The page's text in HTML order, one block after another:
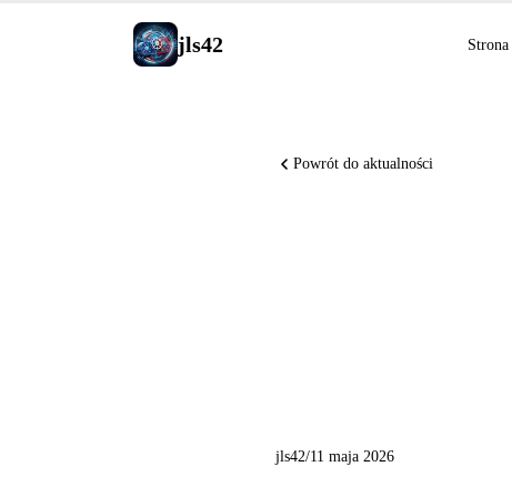
jls42 Strona
Powrót do aktualności
jls42/11 maja 2026